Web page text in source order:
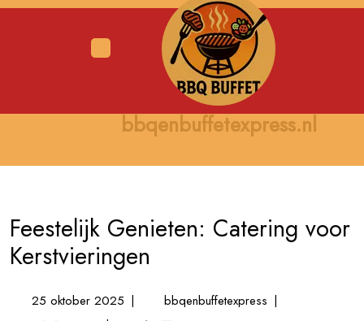
Skip
bbqenbuffetexpress.nl
Feestelijk Genieten: Catering voor
Kerstvieringen
25 oktober 202525| bbqenbuffetexpressFeestelijk
|